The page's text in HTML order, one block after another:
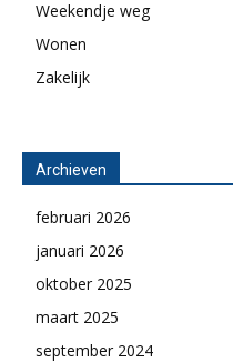
Weekendje weg
Wonen
Zakelijk
Archieven
februari 2026
januari 2026
oktober 2025
maart 2025
september 2024